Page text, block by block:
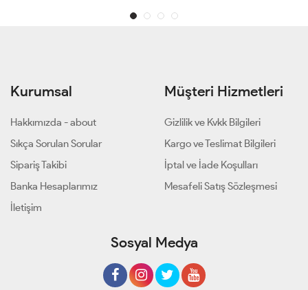
Kurumsal
Hakkımızda - about
Sıkça Sorulan Sorular
Sipariş Takibi
Banka Hesaplarımız
İletişim
Müşteri Hizmetleri
Gizlilik ve Kvkk Bilgileri
Kargo ve Teslimat Bilgileri
İptal ve İade Koşulları
Mesafeli Satış Sözleşmesi
Sosyal Medya